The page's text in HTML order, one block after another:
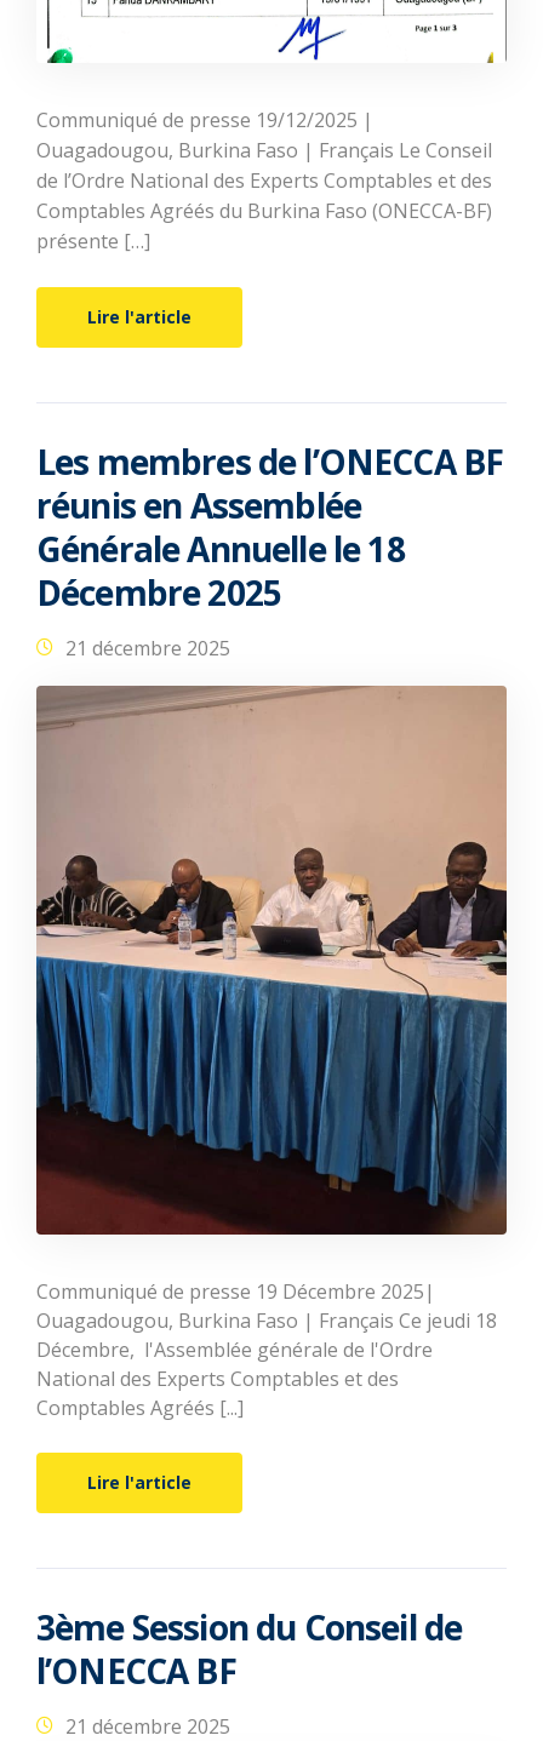
Communiqué de presse 19/12/2025 |
Ouagadougou, Burkina Faso | Français Le Conseil
de l’Ordre National des Experts Comptables et des
Comptables Agréés du Burkina Faso (ONECCA-BF)
présente […]
Lire l'article
Les membres de l’ONECCA BF
réunis en Assemblée
Générale Annuelle le 18
Décembre 2025
21 décembre 2025
Communiqué de presse 19 Décembre 2025|
Ouagadougou, Burkina Faso | Français Ce jeudi 18
Décembre, l'Assemblée générale de l'Ordre
National des Experts Comptables et des
Comptables Agréés [...]
Lire l'article
3ème Session du Conseil de
l’ONECCA BF
21 décembre 2025